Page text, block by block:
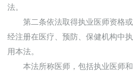
法。
第二条依法取得执业医师资格或
经注册在医疗、预防、保健机构中
用本法。
本法所称医师，包括执业医师和